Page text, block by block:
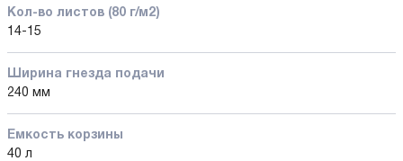
Кол-во листов (80 г/м2)
14-15
Ширина гнезда подачи
240 мм
Емкость корзины
40 л